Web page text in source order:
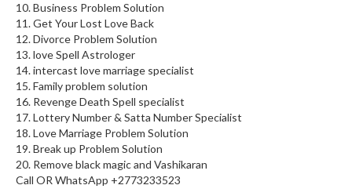
10. Business Problem Solution
11. Get Your Lost Love Back
12. Divorce Problem Solution
13. love Spell Astrologer
14. intercast love marriage specialist
15. Family problem solution
16. Revenge Death Spell specialist
17. Lottery Number & Satta Number Specialist
18. Love Marriage Problem Solution
19. Break up Problem Solution
20. Remove black magic and Vashikaran
Call OR WhatsApp +2773233523